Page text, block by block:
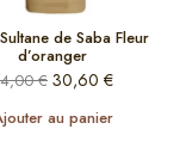
de Saba Fleur
d’oranger
€ 30,60 €
au panier